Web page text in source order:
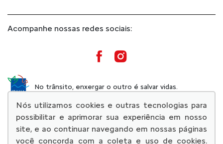
Acompanhe nossas redes sociais:
No trânsito, enxergar o outro é salvar vidas.
Nós utilizamos cookies e outras tecnologias para
possibilitar e aprimorar sua experiência em nosso
site, e ao continuar navegando em nossas páginas
você concorda com a coleta e uso de cookies.